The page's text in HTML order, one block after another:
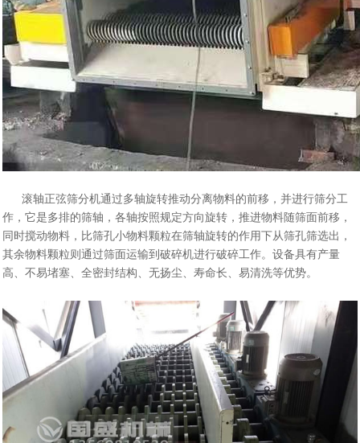
滚轴正弦筛分机通过多轴旋转推动分离物料的前移，并进行筛分工
作，它是多排的筛轴，各轴按照规定方向旋转，推进物料随筛面前移，
同时搅动物料，比筛孔小物料颗粒在筛轴旋转的作用下从筛孔筛选出，
其余物料颗粒则通过筛面运输到破碎机进行破碎工作。设备具有产量
高、不易堵塞、全密封结构、无扬尘、寿命长、易清洗等优势。